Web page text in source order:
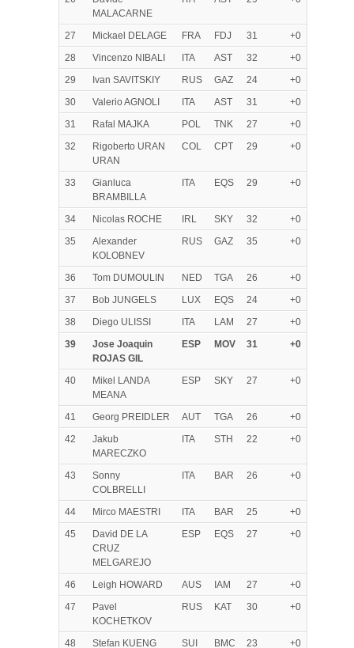
MALACARNE
27 Mickael DELAGE FRA FDJ 31
+0
28
Vincenzo NIBALI ITA AST 32
+0
29
Ivan SAVITSKIY RUS GAZ 24
+0
30
Valerio AGNOLI ITA AST 31
+0
31
Rafal MAJKA POL TNK 27
+0
32
Rigoberto URAN
URAN
COL CPT 29 +0
33
Gianluca
BRAMBILLA
ITA EQS 29 +0
34 Nicolas ROCHE IRL SKY 32
+0
35
Alexander
KOLOBNEV
RUS GAZ 35 +0
36 Tom DUMOULIN NED TGA 26
+0
37
Bob JUNGELS LUX EQS 24
+0
38
Diego ULISSI ITA LAM 27
+0
39
Jose Joaquin
ROJAS GIL
ESP MOV 31 +0
40
Mikel LANDA
MEANA
ESP SKY 27 +0
41 Georg PREIDLER AUT TGA 26
+0
42
Jakub
MARECZKO
ITA STH 22 +0
43
Sonny
COLBRELLI
ITA BAR 26 +0
44 Mirco MAESTRI ITA BAR 25
+0
45
David DE LA
CRUZ
MELGAREJO
ESP EQS 27 +0
46 Leigh HOWARD AUS IAM 27
+0
47
Pavel
KOCHETKOV
RUS KAT 30 +0
48 Stefan KUENG SUI BMC 23
+0